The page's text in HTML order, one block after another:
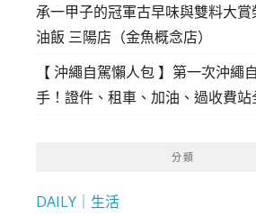
承一甲子的冠軍古早味與雙料大
油飯 三陽店（金魚概念店）
【 沖繩自駕懶人包 】第一次沖繩
手！證件、租車、加油、過收費站
分類
DAILY｜生活